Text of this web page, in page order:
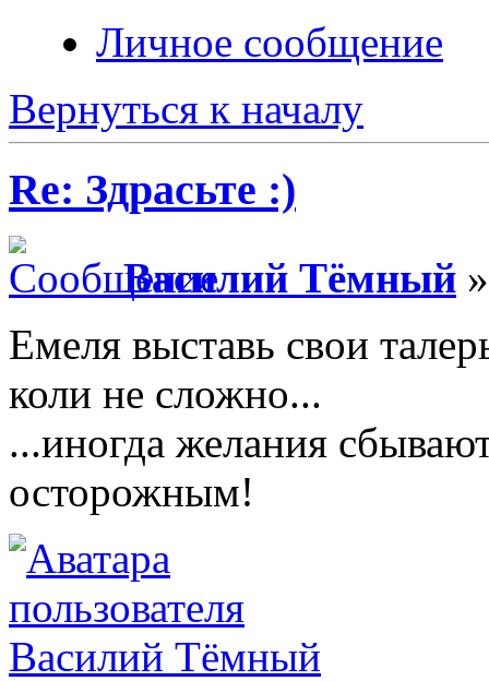
Личное сообщение
Вернуться к началу
Re: Здрасьте :)
Василий Тёмный
Емеля выставь свои
коли не сложно...
...иногда желания
осторожным!
Василий Тёмный